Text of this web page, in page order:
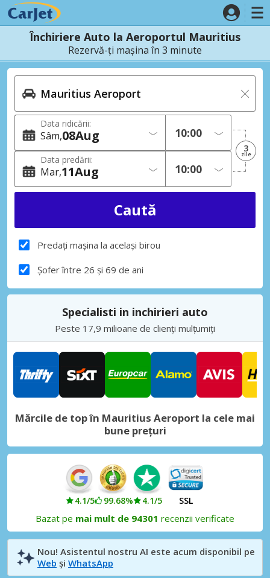
Închiriere Auto la Aeroportul Mauritius
Rezervă-ți mașina în 3 minute
Data ridicării:
Sâm 08Aug
Data predării:
Mar 11Aug
3
zile
Predați mașina la același birou
Șofer între 26 și 69 de ani
Specialisti in inchirieri auto
Peste 17,9 milioane de clienți mulțumiți
Mărcile de top în Mauritius Aeroport la cele mai
bune prețuri
4.1/5 99.68% 4.1/5 SSL
Bazat pe mai mult de 94301 recenzii verificate
Nou! Asistentul nostru AI este acum disponibil pe
Web și WhatsApp